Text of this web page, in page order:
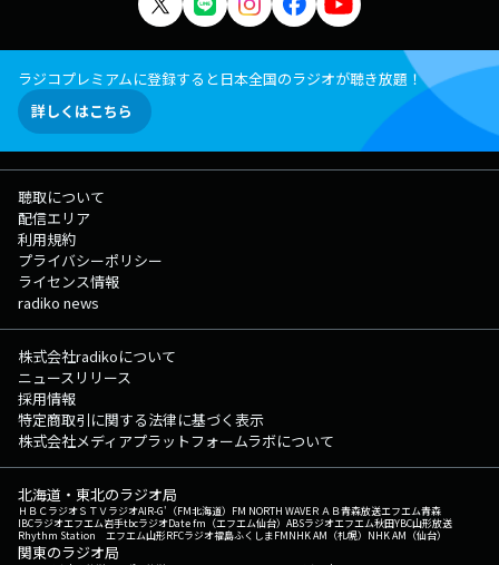
ラジコプレミアムに登録すると日本全国のラジオが聴き放題！
詳しくはこちら
聴取について
配信エリア
利用規約
プライバシーポリシー
ライセンス情報
radiko news
株式会社radikoについて
ニュースリリース
採用情報
特定商取引に関する法律に基づく表示
株式会社メディアプラットフォームラボについて
北海道・東北のラジオ局
ＨＢＣラジオＳＴＶラジオAIR-G'（FM北海道） FM NORTH WAVEＲＡＢ青森放送エフエム青森
IBCラジオエフエム岩手tbcラジオDate fm（エフエム仙台） ABSラジオエフエム秋田YBC山形放送
Rhythm Station エフエム山形RFCラジオ福島ふくしまFMNHK AM（札幌） NHK AM（仙台）
関東のラジオ局